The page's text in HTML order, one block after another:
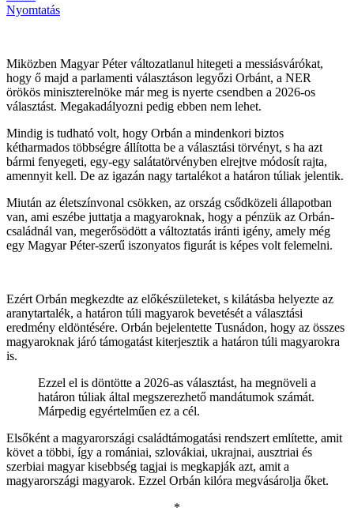
Nyomtatás
Miközben Magyar Péter változatlanul hitegeti a messiásvárókat,
hogy ő majd a parlamenti választáson legyőzi Orbánt, a NER
örökös miniszterelnöke már meg is nyerte csendben a 2026-os
választást. Megakadályozni pedig ebben nem lehet.
Mindig is tudható volt, hogy Orbán a mindenkori biztos
kétharmados többségre állította be a választási törvényt, s ha azt
bármi fenyegeti, egy-egy salátatörvényben elrejtve módosít rajta,
amennyit kell. De az igazán nagy tartalékot a határon túliak jelentik.
Miután az életszínvonal csökken, az ország csődközeli állapotban
van, ami eszébe juttatja a magyaroknak, hogy a pénzük az Orbán-
családnál van, megerősödött a változtatás iránti igény, amely még
egy Magyar Péter-szerű iszonyatos figurát is képes volt felemelni.
Ezért Orbán megkezdte az előkészületeket, s kilátásba helyezte az
aranytartalék, a határon túli magyarok bevetését a választási
eredmény eldöntésére. Orbán bejelentette Tusnádon, hogy az összes
magyaroknak járó támogatást kiterjesztik a határon túli magyarokra
is.
Ezzel el is döntötte a 2026-as választást, ha megnöveli a
határon túliak által megszerezhető mandátumok számát.
Márpedig egyértelműen ez a cél.
Elsőként a magyarországi családtámogatási rendszert említette, amit
követ a többi, így a romániai, szlovákiai, ukrajnai, ausztriai és
szerbiai magyar kisebbség tagjai is megkapják azt, amit a
magyarországi magyarok. Ezzel Orbán kilóra megvásárolja őket.
*